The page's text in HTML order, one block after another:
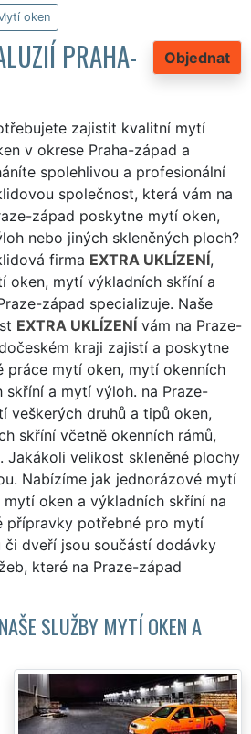
oken
Objednat
PRAHA-
zajistit kvalitní mytí
v okrese Praha-západ a
spolehlivou a profesionální
společnost, která vám na
západ poskytne mytí oken,
nebo jiných skleněných ploch?
firma EXTRA UKLÍZENÍ,
oken, mytí výkladních skříní a
západ specializuje. Naše
EXTRA UKLÍZENÍ vám na Praze-
kraji zajistí a poskytne
práce mytí oken, mytí okenních
skříní a mytí výloh. na Praze-
veškerých druhů a tipů oken,
skříní včetně okenních rámů,
Jakákoli velikost skleněné plochy
Nabízíme jak jednorázové mytí
oken a výkladních skříní na
přípravky potřebné pro mytí
či dveří jsou součástí dodávky
které na Praze-západ
SLUŽBY MYTÍ OKEN A